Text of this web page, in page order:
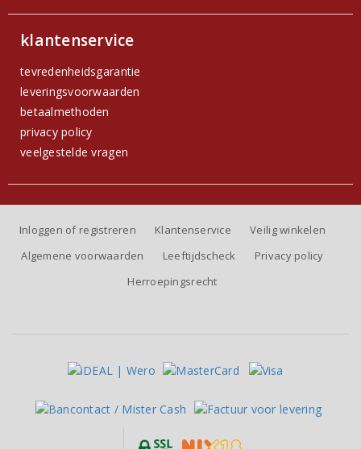
klantenservice
tevredenheidsgarantie
leveringsvoorwaarden
betaalmethoden
privacy policy
veelgestelde vragen
Inloggen of registreren Klantenservice
Veilig winkelen
Algemene voorwaarden
Leeftijdscheck
Privacy policy
Herroepingsrecht